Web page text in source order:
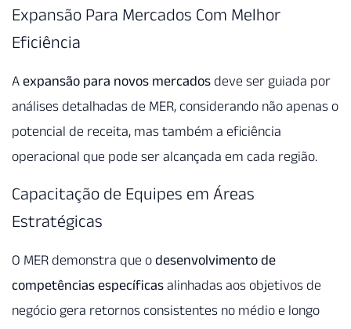
Expansão Para Mercados Com Melhor
Eficiência
A expansão para novos mercados deve ser guiada por
análises detalhadas de MER, considerando não apenas o
potencial de receita, mas também a eficiência
operacional que pode ser alcançada em cada região.
Capacitação de Equipes em Áreas
Estratégicas
O MER demonstra que o desenvolvimento de
competências específicas alinhadas aos objetivos de
negócio gera retornos consistentes no médio e longo